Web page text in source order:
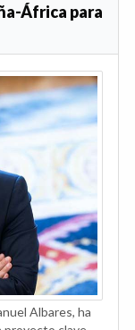
África para
Albares, ha